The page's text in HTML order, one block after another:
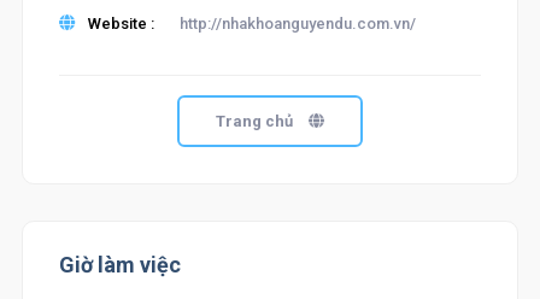
Website :
http://nhakhoanguyendu.com.vn/
Trang chủ
Giờ làm việc